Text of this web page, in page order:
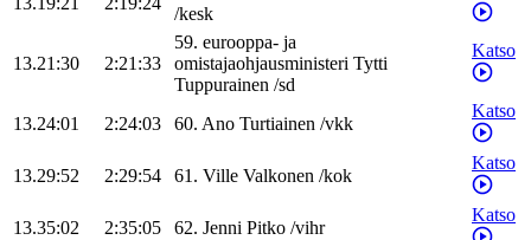
/kesk
13.21:30 2:21:33
59. eurooppa- ja
omistajaohjausministeri Tytti
Tuppurainen /sd
Katso
13.24:01 2:24:03 60. Ano Turtiainen /vkk
Katso
13.29:52 2:29:54 61. Ville Valkonen /kok
Katso
13.35:02 2:35:05 62. Jenni Pitko /vihr
Katso